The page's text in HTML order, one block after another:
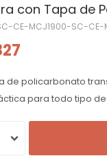
con Tapa de
CE-MCJ1900-SC-CE-
de policarbonato
para todo tipo